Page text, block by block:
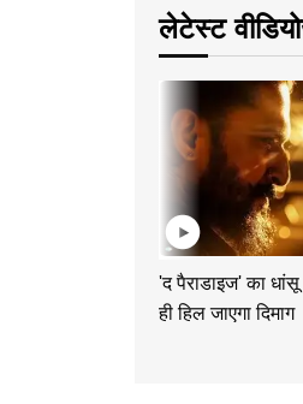
लेटेस्ट
'द पैराडाइज' का
ही हिल जाएगा दिमाग